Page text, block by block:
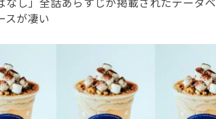
スが凄い